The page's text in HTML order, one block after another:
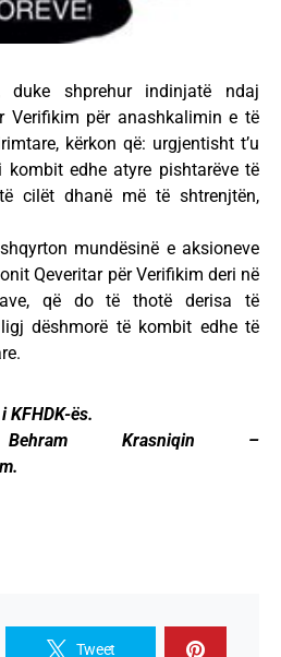
duke shprehur indinjatë ndaj
Verifikim për anashkalimin e të
kërkon që: urgjentisht t’u
edhe atyre pishtarëve të
cilët dhanë më të shtrenjtën,
mundësinë e aksioneve
Qeveritar për Verifikim deri në
që do të thotë derisa të
dëshmorë të kombit edhe të
KFHDK-ës.
Krasniqin –
.
Tweet